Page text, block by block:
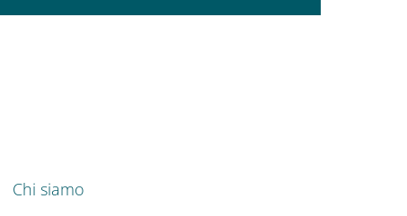
MENU CEV SECOND NAVIGATION
Chi siamo